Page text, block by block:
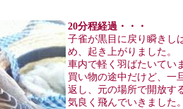
20分程経過・・・
子雀が黒目に戻り瞬きし
め、起き上がりました。
車内で軽く羽ばたいてい
買い物の途中だけど、一
返し、元の場所で開放す
気良く飛んでいきました。